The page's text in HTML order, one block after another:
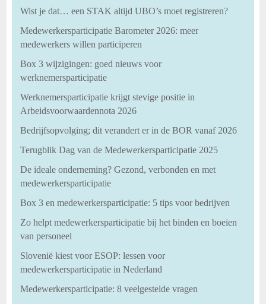
Wist je dat… een STAK altijd UBO’s moet registreren?
Medewerkersparticipatie Barometer 2026: meer
medewerkers willen participeren
Box 3 wijzigingen: goed nieuws voor
werknemersparticipatie
Werknemersparticipatie krijgt stevige positie in
Arbeidsvoorwaardennota 2026
Bedrijfsopvolging; dit verandert er in de BOR vanaf 2026
Terugblik Dag van de Medewerkersparticipatie 2025
De ideale onderneming? Gezond, verbonden en met
medewerkersparticipatie
Box 3 en medewerkersparticipatie: 5 tips voor bedrijven
Zo helpt medewerkersparticipatie bij het binden en boeien
van personeel
Slovenië kiest voor ESOP: lessen voor
medewerkersparticipatie in Nederland
Medewerkersparticipatie: 8 veelgestelde vragen